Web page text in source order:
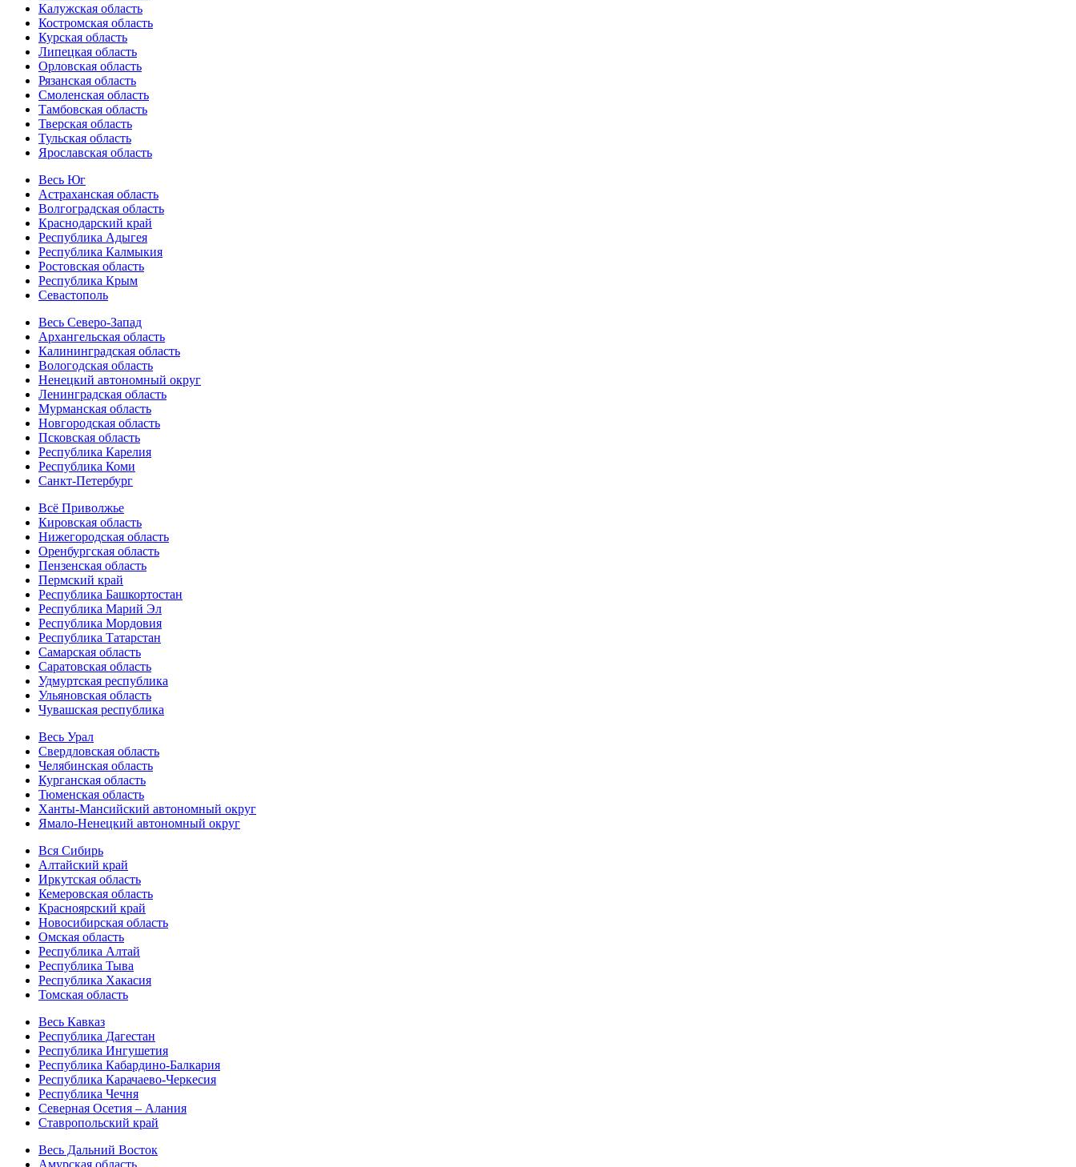
Калужская область
Костромская область
Курская область
Липецкая область
Орловская область
Рязанская область
Смоленская область
Тамбовская область
Тверская область
Тульская область
Ярославская область
Весь Юг
Астраханская область
Волгоградская область
Краснодарский край
Республика Адыгея
Республика Калмыкия
Ростовская область
Республика Крым
Севастополь
Весь Северо-Запад
Архангельская область
Калининградская область
Вологодская область
Ненецкий автономный округ
Ленинградская область
Мурманская область
Новгородская область
Псковская область
Республика Карелия
Республика Коми
Санкт-Петербург
Всё Приволжье
Кировская область
Нижегородская область
Оренбургская область
Пензенская область
Пермский край
Республика Башкортостан
Республика Марий Эл
Республика Мордовия
Республика Татарстан
Самарская область
Саратовская область
Удмуртская республика
Ульяновская область
Чувашская республика
Весь Урал
Свердловская область
Челябинская область
Курганская область
Тюменская область
Ханты-Мансийский автономный округ
Ямало-Ненецкий автономный округ
Вся Сибирь
Алтайский край
Иркутская область
Кемеровская область
Красноярский край
Новосибирская область
Омская область
Республика Алтай
Республика Тыва
Республика Хакасия
Томская область
Весь Кавказ
Республика Дагестан
Республика Ингушетия
Республика Кабардино-Балкария
Республика Карачаево-Черкесия
Республика Чечня
Северная Осетия – Алания
Ставропольский край
Весь Дальний Восток
Амурская область